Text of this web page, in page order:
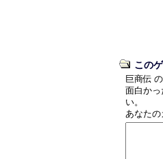
この
巨商伝
面白か
い。
あなたの